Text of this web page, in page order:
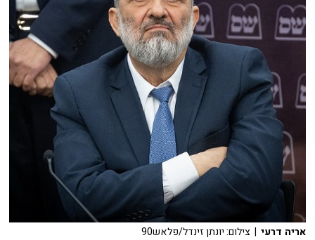
אריה דרעי | צילום: יונתן זינדל/פלאש90